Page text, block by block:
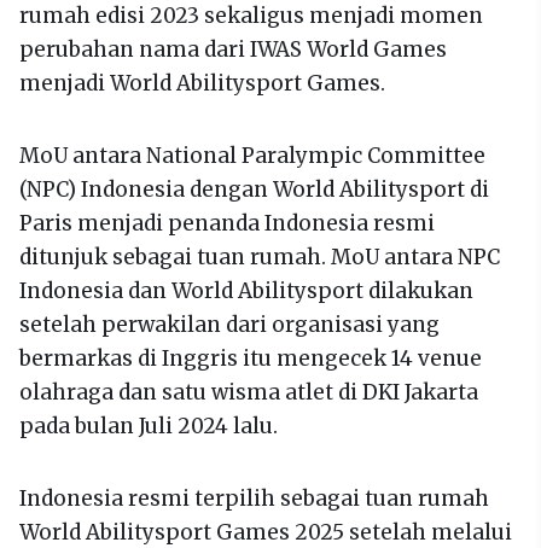
rumah edisi 2023 sekaligus menjadi momen
perubahan nama dari IWAS World Games
menjadi World Abilitysport Games.
MoU antara National Paralympic Committee
(NPC) Indonesia dengan World Abilitysport di
Paris menjadi penanda Indonesia resmi
ditunjuk sebagai tuan rumah. MoU antara NPC
Indonesia dan World Abilitysport dilakukan
setelah perwakilan dari organisasi yang
bermarkas di Inggris itu mengecek 14 venue
olahraga dan satu wisma atlet di DKI Jakarta
pada bulan Juli 2024 lalu.
Indonesia resmi terpilih sebagai tuan rumah
World Abilitysport Games 2025 setelah melalui